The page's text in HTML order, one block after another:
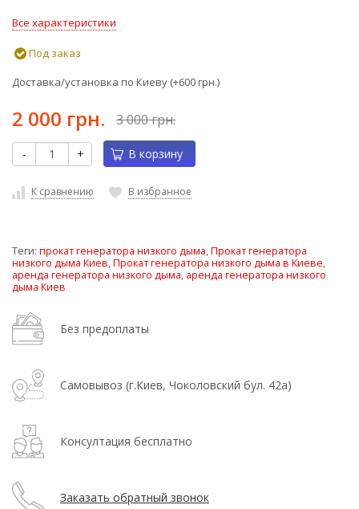
Все характеристики
Под заказ
Доставка/установка по Киеву (+600 грн.)
2 000 грн. 3 000 грн.
- + В корзину
К сравнению В избранное
Теги: прокат генератора низкого дыма,Прокат генератора
низкого дыма Киев,Прокат генератора низкого дыма в Киеве,
аренда генератора низкого дыма, аренда генератора низкого
дыма Киев
Без предоплаты
Самовывоз (г.Киев, Чоколовский бул. 42а)
Консултация бесплатно
Заказать обратный звонок